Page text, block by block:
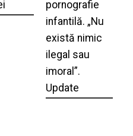
pornografie
infantilă. „Nu
există nimic
ilegal sau
imoral”.
Update